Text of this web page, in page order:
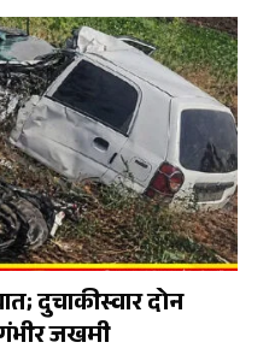
दुचाकीस्वार दोन
जखमी